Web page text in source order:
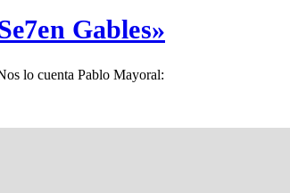
Gables»
lo cuenta Pablo Mayoral: